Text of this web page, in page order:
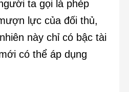
ta gọi là phép
lực của đối thủ,
này chỉ có bậc tài
có thể áp dụng